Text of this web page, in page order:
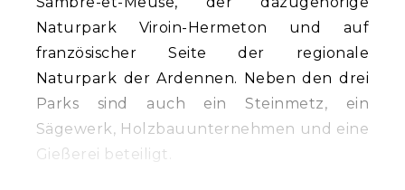
Naturpark Viroin-Hermeton und auf
französischer Seite der regionale
Naturpark der Ardennen. Neben den drei
Parks sind auch ein Steinmetz, ein
Sägewerk, Holzbauunternehmen und eine
Gießerei beteiligt.